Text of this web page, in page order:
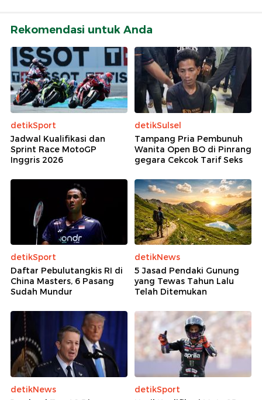
Rekomendasi untuk Anda
detikSport
Jadwal Kualifikasi dan
Sprint Race MotoGP
Inggris 2026
detikSulsel
Tampang Pria Pembunuh
Wanita Open BO di Pinrang
gegara Cekcok Tarif Seks
detikSport
Daftar Pebulutangkis RI di
China Masters, 6 Pasang
Sudah Mundur
detikNews
5 Jasad Pendaki Gunung
yang Tewas Tahun Lalu
Telah Ditemukan
detikNews
detikSport